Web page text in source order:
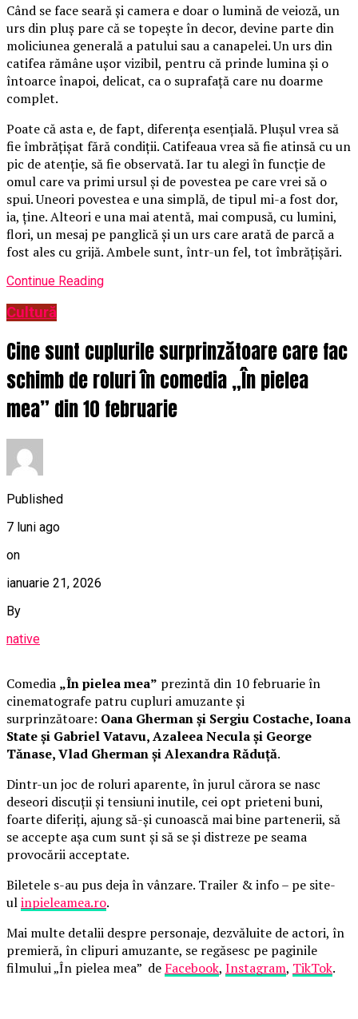
Când se face seară și camera e doar o lumină de veioză, un
urs din pluș pare că se topește în decor, devine parte din
moliciunea generală a patului sau a canapelei. Un urs din
catifea rămâne ușor vizibil, pentru că prinde lumina și o
întoarce înapoi, delicat, ca o suprafață care nu doarme
complet.
Poate că asta e, de fapt, diferența esențială. Plușul vrea să
fie îmbrățișat fără condiții. Catifeaua vrea să fie atinsă cu un
pic de atenție, să fie observată. Iar tu alegi în funcție de
omul care va primi ursul și de povestea pe care vrei să o
spui. Uneori povestea e una simplă, de tipul mi-a fost dor,
ia, ține. Alteori e una mai atentă, mai compusă, cu lumini,
flori, un mesaj pe panglică și un urs care arată de parcă a
fost ales cu grijă. Ambele sunt, într-un fel, tot îmbrățișări.
Continue Reading
Cultură
Cine sunt cuplurile surprinzătoare care fac
schimb de roluri în comedia „În pielea
mea” din 10 februarie
Published
7 luni ago
on
ianuarie 21, 2026
By
native
Comedia „În pielea mea” prezintă din 10 februarie în
cinematografe patru cupluri amuzante și
surprinzătoare: Oana Gherman și Sergiu Costache, Ioana
State și Gabriel Vatavu, Azaleea Necula și George
Tănase, Vlad Gherman și Alexandra Răduță.
Dintr-un joc de roluri aparente, în jurul cărora se nasc
deseori discuții și tensiuni inutile, cei opt prieteni buni,
foarte diferiți, ajung să-și cunoască mai bine partenerii, să
se accepte așa cum sunt și să se și distreze pe seama
provocării acceptate.
Biletele s-au pus deja în vânzare. Trailer & info – pe site-
ulinpieleamea.ro.
Mai multe detalii despre personaje, dezvăluite de actori, în
premieră, în clipuri amuzante, se regăsesc pe paginile
filmului „În pielea mea” de Facebook, Instagram, TikTok.